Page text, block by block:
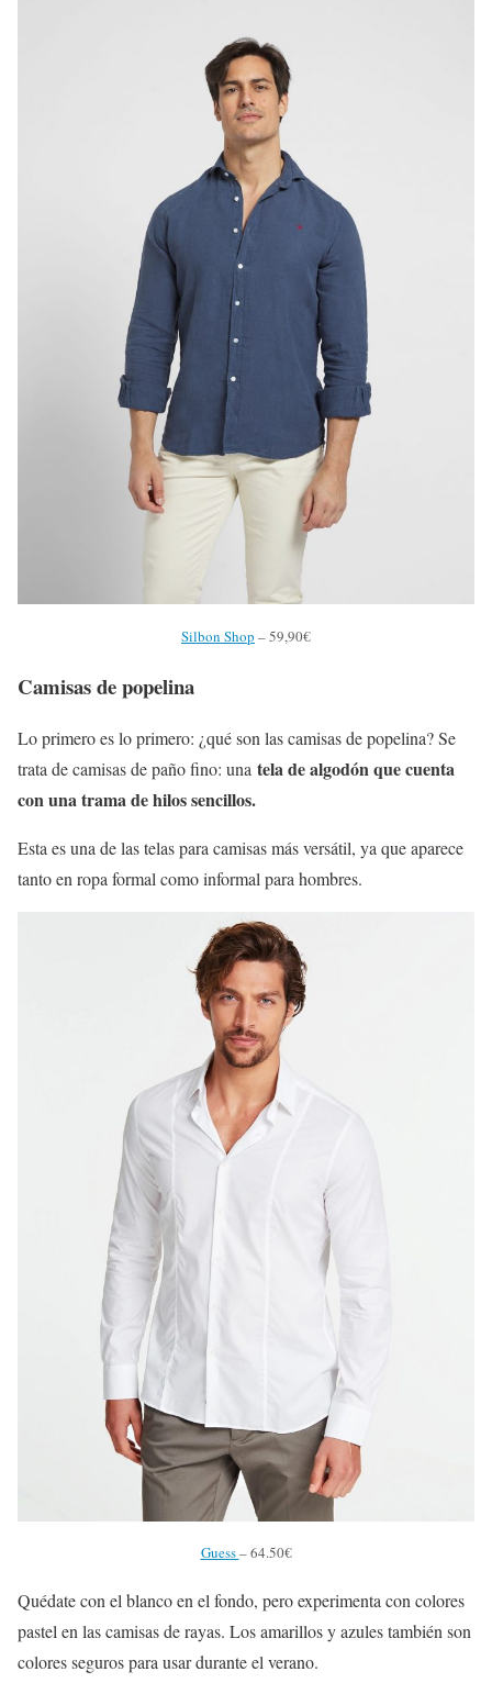
Silbon Shop – 59,90€
Camisas de popelina
Lo primero es lo primero: ¿qué son las camisas de popelina? Se
trata de camisas de paño fino: una tela de algodón que cuenta
con una trama de hilos sencillos.
Esta es una de las telas para camisas más versátil, ya que aparece
tanto en ropa formal como informal para hombres.
Guess– 64.50€
Quédate con el blanco en el fondo, pero experimenta con colores
pastel en las camisas de rayas. Los amarillos y azules también son
colores seguros para usar durante el verano.